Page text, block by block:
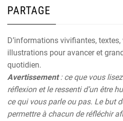
PARTAGE
D’informations vivifiantes,
illustrations pour avancer et
quotidien.
Avertissement: ce que vous
réflexion et le ressenti d’un être
ce qui vous parle ou pas. Le but
permettre à chacun de réfléchir